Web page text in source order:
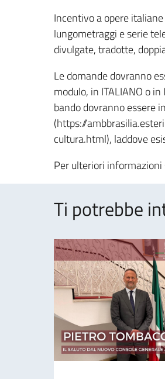
Incentivo a opere
lungometraggi e serie
divulgate, tradotte,
Le domande dovranno
modulo, in ITALIANO o
bando dovranno essere
(https://
cultura.html), laddove
Per ulteriori
Ti potrebbe